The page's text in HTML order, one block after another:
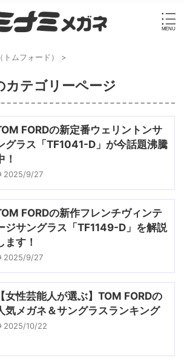
ムフォード） >
カテゴリーページ
FORDの新定番ウェリントンサ
グラス「TF1041-D」が今話題沸騰
！
2025/9/27
FORDの新作フレンチヴィンテ
ジサングラス「TF1149-D」を解説
ます！
2025/9/27
【女性芸能人が選ぶ】TOM FORDの
気メガネ＆サングラスランキング
2025/10/22